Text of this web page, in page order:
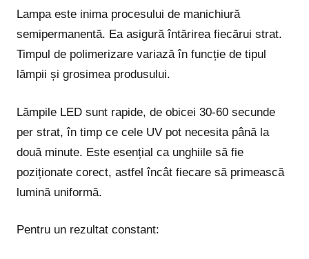
Lampa este inima procesului de manichiură
semipermanentă. Ea asigură întărirea fiecărui strat.
Timpul de polimerizare variază în funcție de tipul
lămpii și grosimea produsului.
Lămpile LED sunt rapide, de obicei 30-60 secunde
per strat, în timp ce cele UV pot necesita până la
două minute. Este esențial ca unghiile să fie
poziționate corect, astfel încât fiecare să primească
lumină uniformă.
Pentru un rezultat constant: